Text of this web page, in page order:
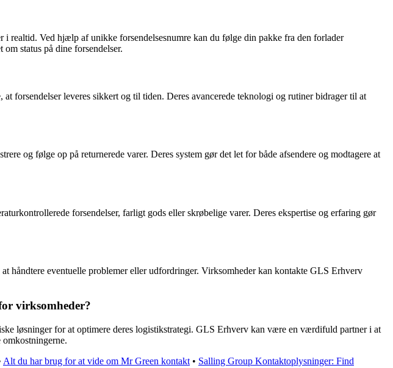
realtid. Ved hjælp af unikke forsendelsesnumre kan du følge din pakke fra den forlader
status på dine forsendelser.
forsendelser leveres sikkert og til tiden. Deres avancerede teknologi og rutiner bidrager til at
og følge op på returnerede varer. Deres system gør det let for både afsendere og modtagere at
forsendelser, farligt gods eller skrøbelige varer. Deres ekspertise og erfaring gør
håndtere eventuelle problemer eller udfordringer. Virksomheder kan kontakte GLS Erhverv
virksomheder?
løsninger for at optimere deres logistikstrategi. GLS Erhverv kan være en værdifuld partner i at
Alt du har brug for at vide om Mr Green kontakt • Salling Group Kontaktoplysninger: Find